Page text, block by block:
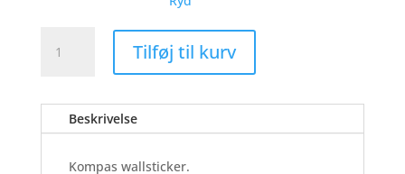
Tilføj til kurv
Beskrivelse
Kompas wallsticker.